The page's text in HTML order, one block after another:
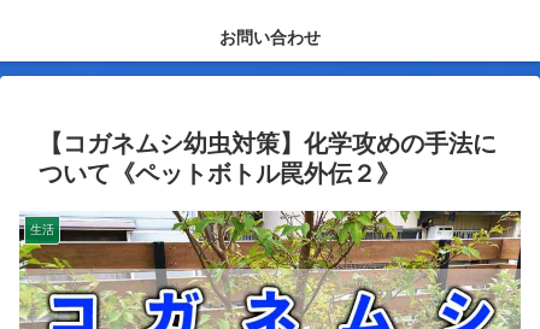
お問い合わせ
【コガネムシ幼虫対策】化学攻めの手法に
ついて《ペットボトル罠外伝２》
生活